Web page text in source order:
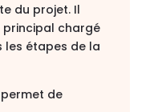
du projet. Il
principal chargé
étapes de la
de